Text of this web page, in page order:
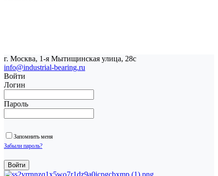
г. Москва, 1-я Мытищинская улица, 28с
info@industrial-bearing.ru
Войти
Логин
Пароль
Запомнить меня
Забыли пароль?